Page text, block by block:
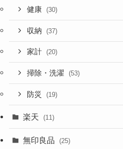
健康 (30)
収納 (37)
家計 (20)
掃除・洗濯 (53)
防災 (19)
楽天 (11)
無印良品 (25)